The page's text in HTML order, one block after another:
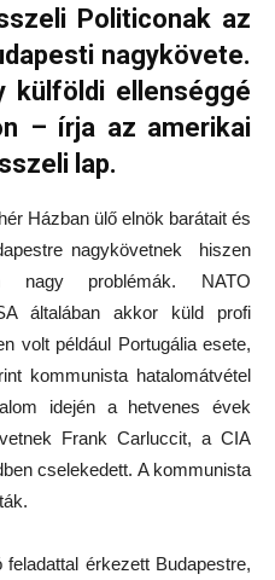
Politiconak az
nagykövete.
külföldi ellenséggé
– írja az amerikai
lap.
Házban ülő elnök barátait és
nagykövetnek hiszen
nagy problémák. NATO
általában akkor küld profi
volt például Portugália esete,
kommunista hatalomátvétel
idején a hetvenes évek
Frank Carluccit, a CIA
cselekedett. A kommunista
érkezett Budapestre,